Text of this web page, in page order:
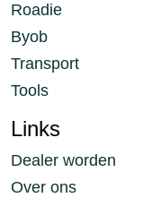
Roadie
Byob
Transport
Tools
Links
Dealer worden
Over ons